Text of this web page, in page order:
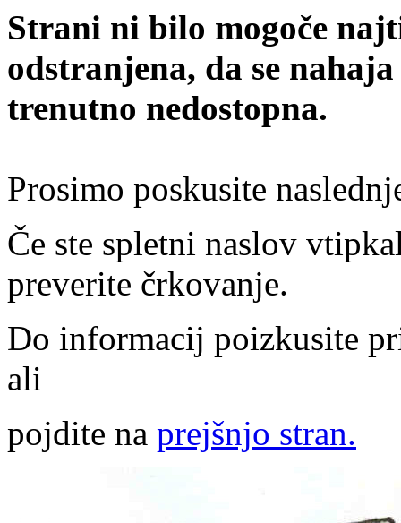
Strani ni bilo mogoče
odstranjena, da se
trenutno nedostopna.
Prosimo poskusite
Če ste spletni naslov
preverite črkovanje.
Do informacij poizkusite
ali
pojdite na prejšnjo stran.